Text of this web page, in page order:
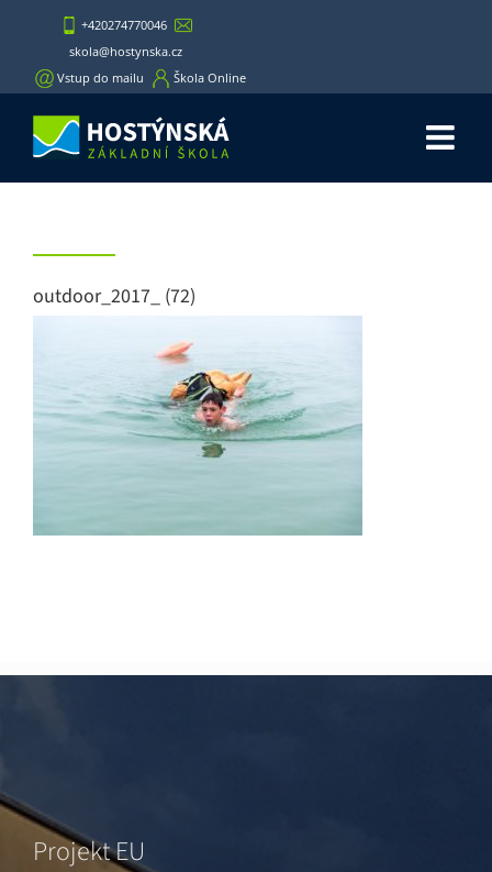
content
+420274770046
skola@hostynska.cz
Vstup do mailu
Škola Online
outdoor_2017_ (72)
outdoor_2017_ (72)
Projekt EU